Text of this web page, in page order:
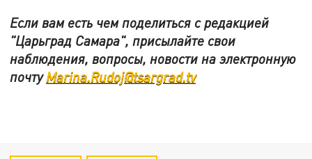
Если вам есть чем поделиться с редакцией
"Царьград Самара", присылайте свои
наблюдения, вопросы, новости на электронную
почтуMarina.Rudoj@tsargrad.tv